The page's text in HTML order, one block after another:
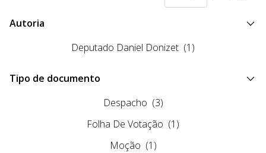
Autoria
Deputado Daniel Donizet (1)
Tipo de documento
Despacho (3)
Folha De Votação (1)
Moção (1)